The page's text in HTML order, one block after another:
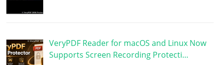
VeryPDF Reader for macOS and Linux Now
Supports Screen Recording Protecti…